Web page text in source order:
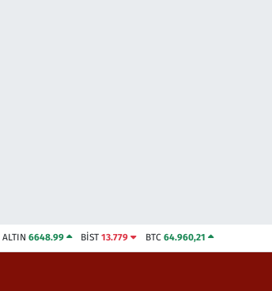
ALTIN 6648.99 BİST13.779 BTC 64.960,21